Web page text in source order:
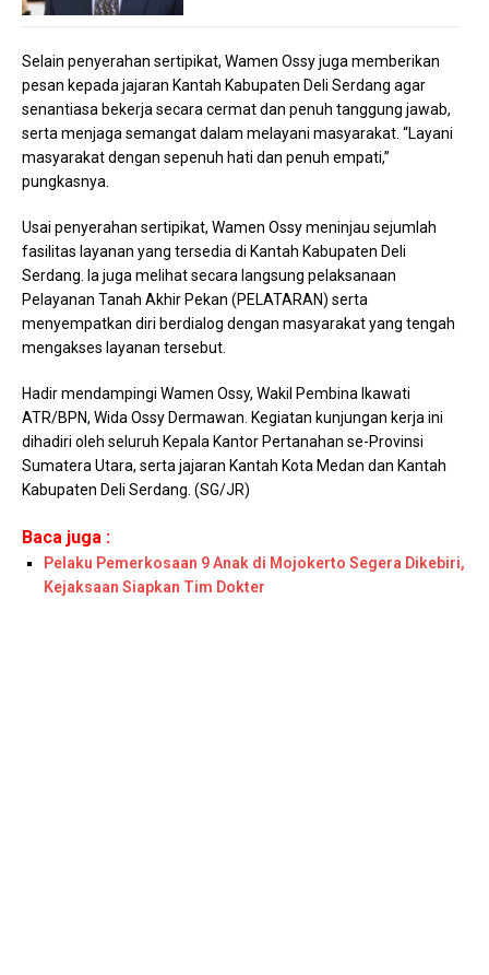
Selain penyerahan sertipikat, Wamen Ossy juga memberikan
pesan kepada jajaran Kantah Kabupaten Deli Serdang agar
senantiasa bekerja secara cermat dan penuh tanggung jawab,
serta menjaga semangat dalam melayani masyarakat. “Layani
masyarakat dengan sepenuh hati dan penuh empati,”
pungkasnya.
Usai penyerahan sertipikat, Wamen Ossy meninjau sejumlah
fasilitas layanan yang tersedia di Kantah Kabupaten Deli
Serdang. Ia juga melihat secara langsung pelaksanaan
Pelayanan Tanah Akhir Pekan (PELATARAN) serta
menyempatkan diri berdialog dengan masyarakat yang tengah
mengakses layanan tersebut.
Hadir mendampingi Wamen Ossy, Wakil Pembina Ikawati
ATR/BPN, Wida Ossy Dermawan. Kegiatan kunjungan kerja ini
dihadiri oleh seluruh Kepala Kantor Pertanahan se-Provinsi
Sumatera Utara, serta jajaran Kantah Kota Medan dan Kantah
Kabupaten Deli Serdang. (SG/JR)
Baca juga :
Pelaku Pemerkosaan 9 Anak di Mojokerto Segera Dikebiri,
Kejaksaan Siapkan Tim Dokter